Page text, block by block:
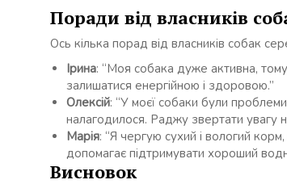
Поради від власників
Ось кілька порад від власників собак
Ірина: “Моя собака дуже активна,
залишатися енергійною і здоровою.”
Олексій: “У моєї собаки були
налагодилося. Раджу звертати увагу
Марія: “Я чергую сухий і вологий
допомагає підтримувати хороший
Висновок